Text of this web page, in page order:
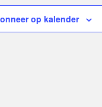
op kalender